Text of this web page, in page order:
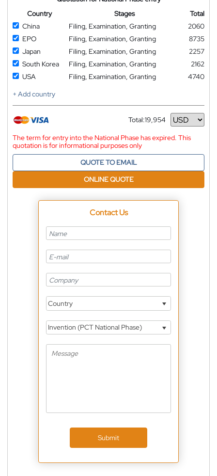
Country
Stages
Total
China
Filing, Examination, Granting
2060
EPO
Filing, Examination, Granting
8735
Japan
Filing, Examination, Granting
2257
South Korea
Filing, Examination, Granting
2162
USA
Filing, Examination, Granting
4740
+ Add country
Total:19,954
Currency
The term for entry into the National Phase has expired. This
quotation is for informational purposes only
QUOTE TO EMAIL
ONLINE QUOTE
Contact Us
Country
Invention (PCT National Phase)
Submit